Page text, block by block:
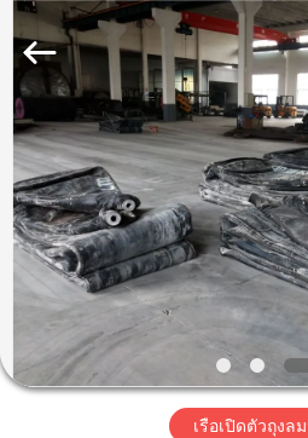
บ้าน
สินค้า
เกี่ยว
กับ
Marine
and
Fender
Co.,
Ltd.
Rights
Reserved.
เรือเปิดตัวถุงล